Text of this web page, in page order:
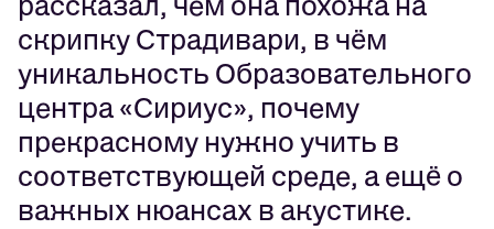
скрипку Страдивари, в чём
уникальность Образовательного
центра «Сириус», почему
прекрасному нужно учить в
соответствующей среде, а ещё о
важных нюансах в акустике.